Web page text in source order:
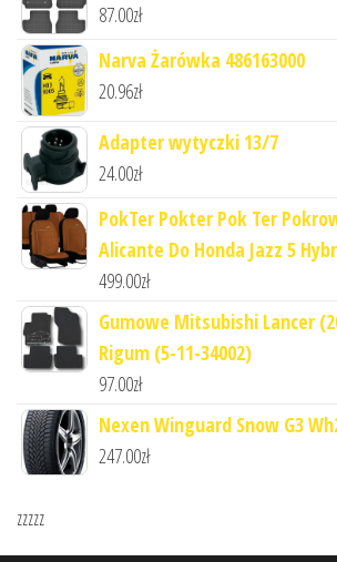
87.00zł
Narva Żarówka 486163000
20.96zł
Adapter wytyczki 13/7
24.00zł
PokTer Pokter Pok Ter
Alicante Do Honda Jazz 5
499.00zł
Gumowe Mitsubishi Lancer
Rigum (5-11-34002)
97.00zł
Nexen Winguard Snow G3
247.00zł
zzzzz